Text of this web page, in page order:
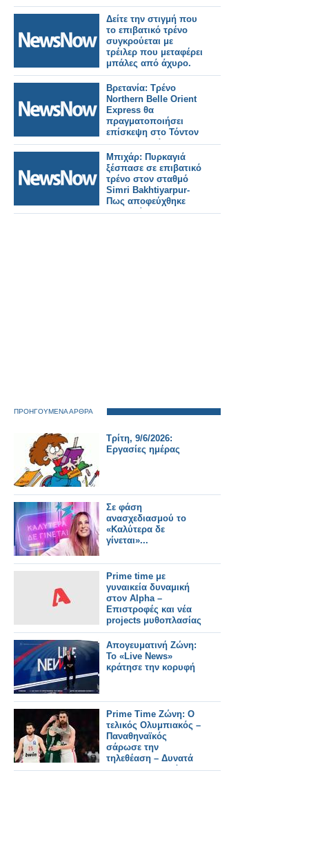
Δείτε την στιγμή που
το επιβατικό τρένο
συγκρούεται με
τρέιλερ που μεταφέρει
μπάλες από άχυρο.
Βρετανία: Τρένο
Northern Belle Orient
Express θα
πραγματοποιήσει
επίσκεψη στο Τόντον
της Κορνουάλης.
Μπιχάρ: Πυρκαγιά
ξέσπασε σε επιβατικό
τρένο στον σταθμό
Simri Bakhtiyarpur-
Πως αποφεύχθηκε
τραγωδία.
ΠΡΟΗΓΟΥΜΕΝΑ ΑΡΘΡΑ
Τρίτη, 9/6/2026:
Εργασίες ημέρας
Σε φάση
ανασχεδιασμού το
«Καλύτερα δε
γίνεται»...
Prime time με
γυναικεία δυναμική
στον Alpha –
Επιστροφές και νέα
projects μυθοπλασίας
Απογευματινή Ζώνη:
Το «Live News»
κράτησε την κορυφή
Prime Time Ζώνη: Ο
τελικός Ολυμπιακός –
Παναθηναϊκός
σάρωσε την
τηλεθέαση – Δυνατά
το «Να Μ' Αγαπάς»